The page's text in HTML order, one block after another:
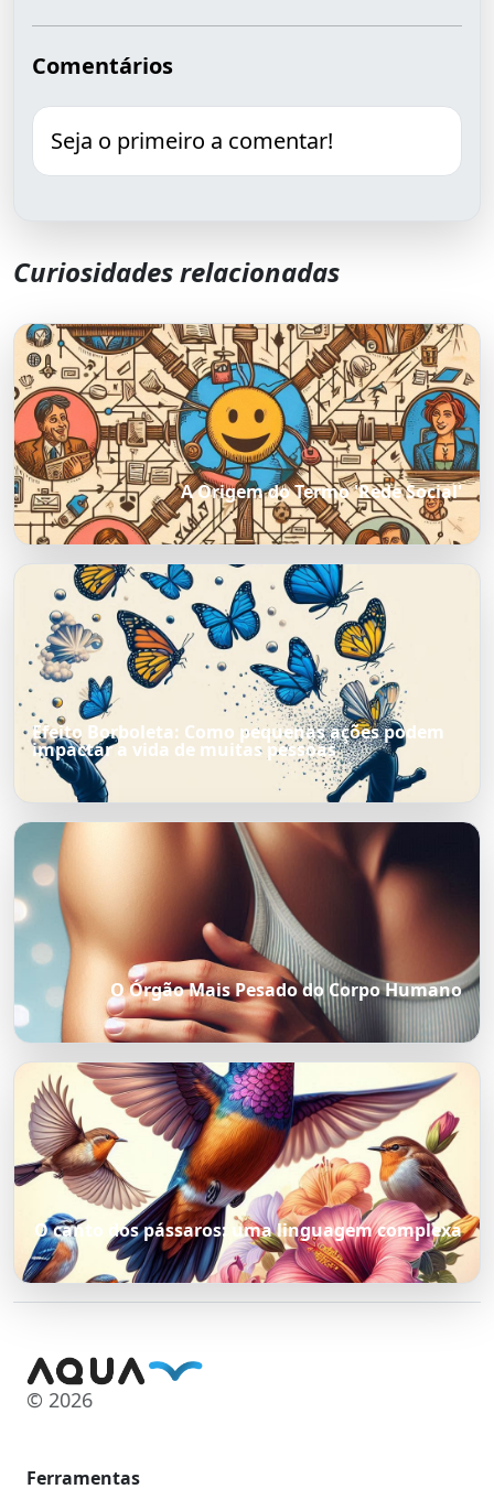
Comentários
Seja o primeiro a comentar!
Curiosidades relacionadas
A Origem do Termo 'Rede Social'
Efeito Borboleta: Como pequenas ações podem
impactar a vida de muitas pessoas
O Órgão Mais Pesado do Corpo Humano
O canto dos pássaros: uma linguagem complexa
© 2026
Ferramentas